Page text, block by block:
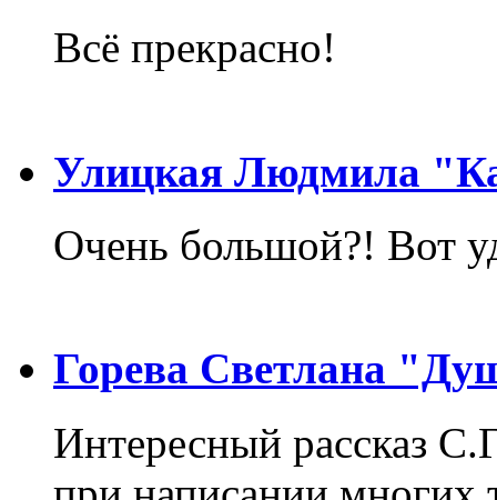
Всё прекрасно!
Улицкая Людмила
Очень большой?! Вот
Горева Светлана
Интересный рассказ